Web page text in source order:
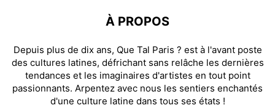
À PROPOS
Depuis plus de dix ans, Que Tal Paris ? est à l'avant poste
des cultures latines, défrichant sans relâche les dernières
tendances et les imaginaires d'artistes en tout point
passionnants. Arpentez avec nous les sentiers enchantés
d'une culture latine dans tous ses états !